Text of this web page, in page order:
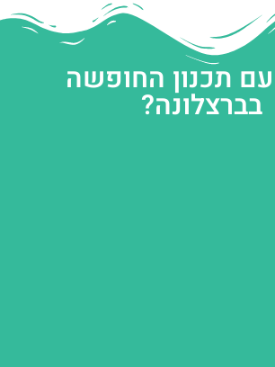
תכנון החופשה
בברצלונה?